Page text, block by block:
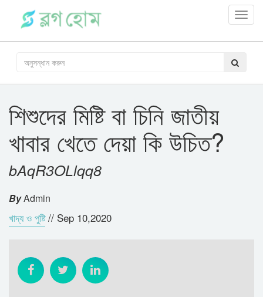
শিশুদের মিষ্টি বা চিনি জাতীয়
খাবার খেতে দেয়া কি উচিত?
bAqR3OLlqq8
ByAdmin
খাদ্য ও পুষ্টি // Sep 10,2020